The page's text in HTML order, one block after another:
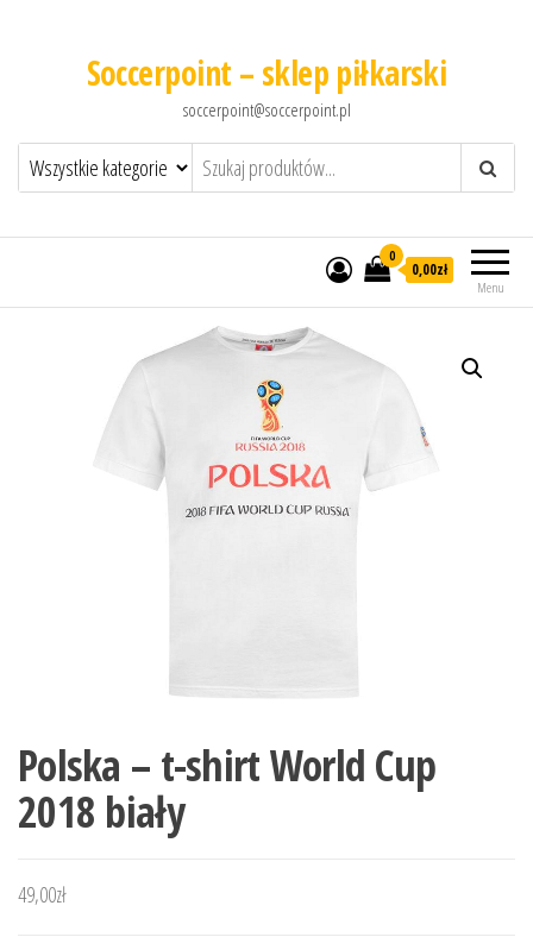
Soccerpoint – sklep piłkarski
soccerpoint@soccerpoint.pl
Menu
0
0,00zł
Polska – t-shirt World Cup
2018 biały
49,00zł